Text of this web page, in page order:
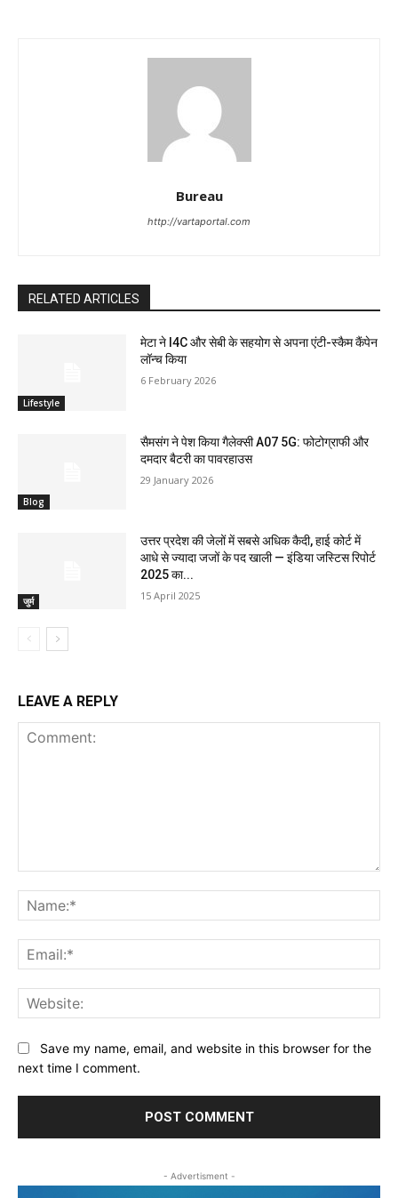
Bureau
http://vartaportal.com
RELATED ARTICLES
Lifestyle
मेटा ने I4C और सेबी के सहयोग से अपना एंटी-स्कैम कैंपेन
लॉन्च किया
6 February 2026
Blog
सैमसंग ने पेश किया गैलेक्सी A07 5G: फोटोग्राफी और
दमदार बैटरी का पावरहाउस
29 January 2026
जुर्म
उत्तर प्रदेश की जेलों में सबसे अधिक कैदी, हाई कोर्ट में
आधे से ज्यादा जजों के पद खाली — इंडिया जस्टिस रिपोर्ट
2025 का...
15 April 2025
LEAVE A REPLY
Save my name, email, and website in this browser for the
next time I comment.
- Advertisment -